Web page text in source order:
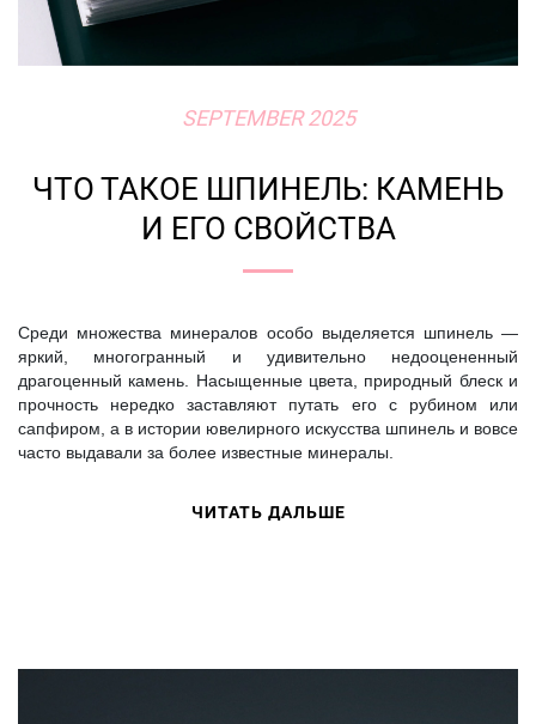
SEPTEMBER 2025
ЧТО ТАКОЕ ШПИНЕЛЬ: КАМЕНЬ
И ЕГО СВОЙСТВА
Среди множества минералов особо выделяется шпинель —
яркий, многогранный и удивительно недооцененный
драгоценный камень. Насыщенные цвета, природный блеск и
прочность нередко заставляют путать его с рубином или
сапфиром, а в истории ювелирного искусства шпинель и вовсе
часто выдавали за более известные минералы.
ЧИТАТЬ ДАЛЬШЕ